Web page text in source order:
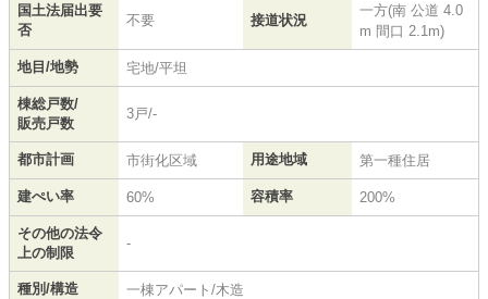
国土法届出要
否
不要 接道状況
一方(南 公道 4.0
m 間口 2.1m)
地目/地勢 宅地/平坦
棟総戸数/
販売戸数
3戸/-
都市計画 市街化区域 用途地域 第一種住居
建ぺい率 60% 容積率 200%
その他の法令
上の制限
-
種別/構造 一棟アパート/木造